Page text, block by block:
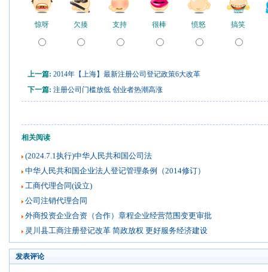
惊呀 欠揍 支持 很棒 愤怒 搞笑
上一篇: 2014年【上海】最新注册公司登记政策6大改革
下一篇: 注册公司门槛放低 创业者热潮高涨
相关阅读
(2024.7.1执行)中华人民共和国公司法
中华人民共和国企业法人登记管理条例（2014修订）
工商代理合同(设立)
公司注销代理合同
外商投资企业合资（合作）章程企业经营范围变更审批
灵川县工商注册登记改革 简政放权 更好服务经济建设
发表评论